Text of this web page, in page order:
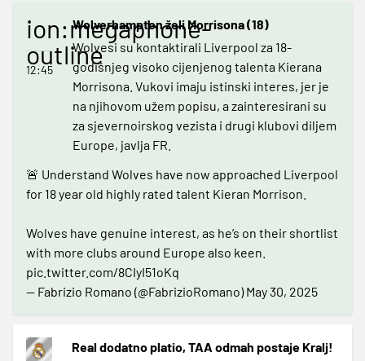
ion:megaphone-
outline
12:45
Wolverhampton želi Morrisona (18)
Wolvesi su kontaktirali Liverpool za 18-
godišnjeg visoko cijenjenog talenta Kierana
Morrisona. Vukovi imaju istinski interes, jer je
na njihovom užem popisu, a zainteresirani su
za sjevernoirskog vezista i drugi klubovi diljem
Europe, javlja FR.
🚨 Understand Wolves have now approached Liverpool
for 18 year old highly rated talent Kieran Morrison.
Wolves have genuine interest, as he’s on their shortlist
with more clubs around Europe also keen.
pic.twitter.com/8CIyI51oKq
— Fabrizio Romano (@FabrizioRomano)May 30, 2025
Real dodatno platio, TAA odmah postaje Kralj!